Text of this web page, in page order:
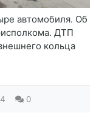
автомобиля. Об
ДТП
кольца
0